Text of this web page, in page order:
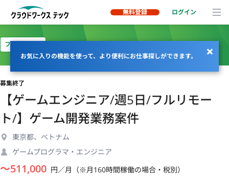
無料登録 ログイン
お気に入りの機能を使って、より便利にお仕事探しができます。
フルリモート
募集終了
【ゲームエンジニア/週5日/フルリモー
ト/】ゲーム開発業務案件
東京都、ベトナム
ゲームプログラマ・エンジニア
〜511,000 円／月（※月160時間稼働の場合・税別）